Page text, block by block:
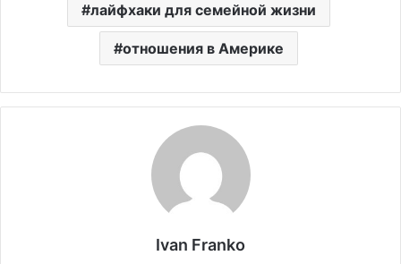
лайфхаки для семейной жизни
отношения в Америке
Ivan Franko